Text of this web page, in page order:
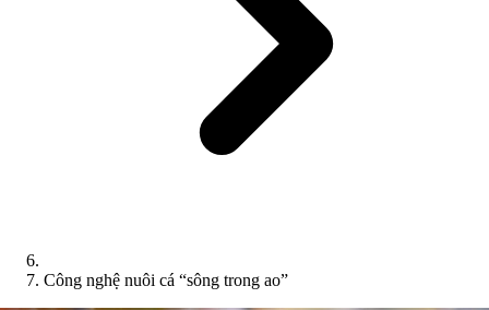
Công nghệ nuôi cá “sông trong ao”